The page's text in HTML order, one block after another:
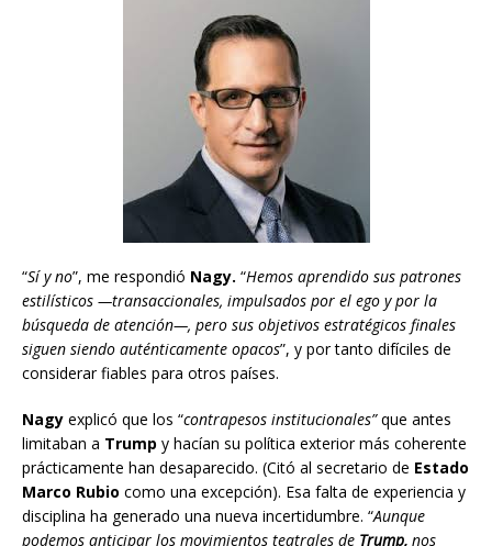
“Sí y no”, me respondió Nagy. “Hemos aprendido sus patrones
estilísticos —transaccionales, impulsados por el ego y por la
búsqueda de atención—, pero sus objetivos estratégicos finales
siguen siendo auténticamente opacos”, y por tanto difíciles de
considerar fiables para otros países.
Nagy explicó que los “contrapesos institucionales”que antes
limitaban a Trump y hacían su política exterior más coherente
prácticamente han desaparecido. (Citó al secretario de Estado
Marco Rubio como una excepción). Esa falta de experiencia y
disciplina ha generado una nueva incertidumbre. “Aunque
podemos anticipar los movimientos teatrales de Trump, nos